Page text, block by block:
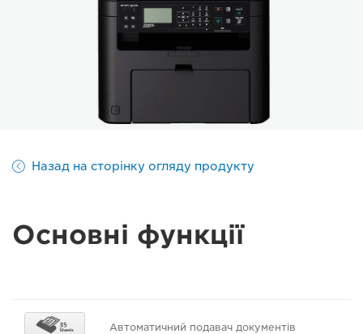
Назад на сторінку огляду продукту
Основні функції
Автоматичний подавач документів